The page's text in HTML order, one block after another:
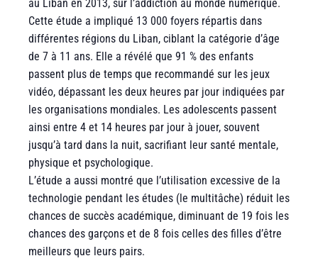
au Liban en 2013, sur l’addiction au monde numérique.
Cette étude a impliqué 13 000 foyers répartis dans
différentes régions du Liban, ciblant la catégorie d’âge
de 7 à 11 ans. Elle a révélé que 91 % des enfants
passent plus de temps que recommandé sur les jeux
vidéo, dépassant les deux heures par jour indiquées par
les organisations mondiales. Les adolescents passent
ainsi entre 4 et 14 heures par jour à jouer, souvent
jusqu’à tard dans la nuit, sacrifiant leur santé mentale,
physique et psychologique.
L’étude a aussi montré que l’utilisation excessive de la
technologie pendant les études (le multitâche) réduit les
chances de succès académique, diminuant de 19 fois les
chances des garçons et de 8 fois celles des filles d’être
meilleurs que leurs pairs.